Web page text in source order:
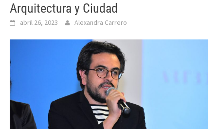
Arquitectura y Ciudad
abril 26, 2023 Alexandra Carrero